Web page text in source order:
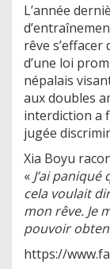
L’année
rêve
d’une loi
népalais
aux doubles
interdiction a
jugée
Xia Boyu
« J’ai
cela voulait
mon rêve. Je
pouvoir
https://